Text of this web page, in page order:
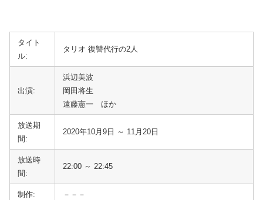
タイト
ル:
タリオ 復讐代行の2人
出演:
浜辺美波
岡田将生
遠藤憲一 ほか
放送期
間:
2020年10月9日 ～ 11月20日
放送時
間:
22:00 ～ 22:45
制作: －－－